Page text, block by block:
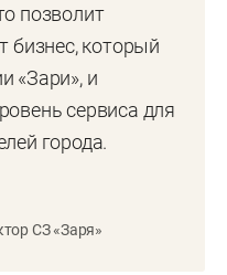
позволит
бизнес, который
«Зари», и
сервиса для
города.
СЗ «Заря»